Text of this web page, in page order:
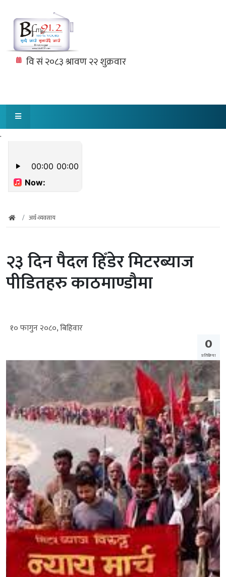
.
अर्थ-व्यवसाय
२३ दिन पैदल हिँडेर मिटरब्याज
पीडितहरु काठमाण्डौमा
१० फागुन २०८०, बिहिवार
0
प्रतिक्रिया